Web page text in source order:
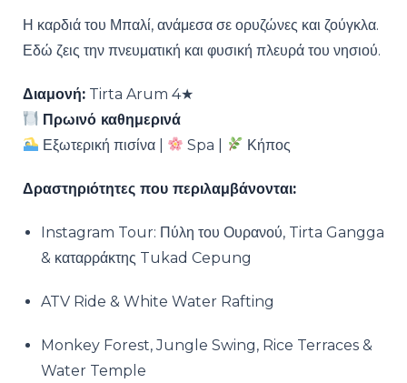
Η καρδιά του Μπαλί, ανάμεσα σε ορυζώνες και ζούγκλα.
Εδώ ζεις την πνευματική και φυσική πλευρά του νησιού.
Διαμονή: Tirta Arum 4★
Πρωινό καθημερινά
Εξωτερική πισίνα |
Spa | Κήπος
Δραστηριότητες που περιλαμβάνονται:
Instagram Tour: Πύλη του Ουρανού, Tirta Gangga
& καταρράκτης Tukad Cepung
ATV Ride & White Water Rafting
Monkey Forest, Jungle Swing, Rice Terraces &
Water Temple